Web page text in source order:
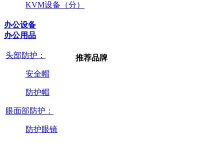
KVM设备（分）
办公设备
办公用品
头部防护：
安全帽
防护帽
眼面部防护：
防护眼镜
推荐品牌